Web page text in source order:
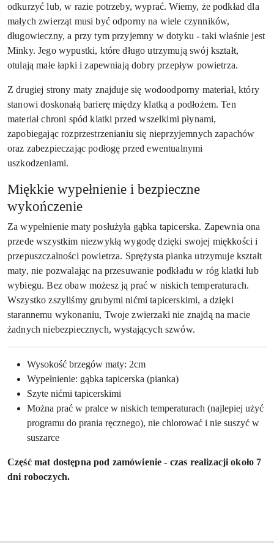
odkurzyć lub, w razie potrzeby, wyprać. Wiemy, że podkład dla
małych zwierząt musi być odporny na wiele czynników,
długowieczny, a przy tym przyjemny w dotyku - taki właśnie jest
Minky. Jego wypustki, które długo utrzymują swój kształt,
otulają małe łapki i zapewniają dobry przepływ powietrza.
Z drugiej strony maty znajduje się wodoodporny materiał, który
stanowi doskonałą barierę między klatką a podłożem. Ten
materiał chroni spód klatki przed wszelkimi płynami,
zapobiegając rozprzestrzenianiu się nieprzyjemnych zapachów
oraz zabezpieczając podłogę przed ewentualnymi
uszkodzeniami.
Miękkie wypełnienie i bezpieczne
wykończenie
Za wypełnienie maty posłużyła gąbka tapicerska. Zapewnia ona
przede wszystkim niezwykłą wygodę dzięki swojej miękkości i
przepuszczalności powietrza. Sprężysta pianka utrzymuje kształt
maty, nie pozwalając na przesuwanie podkładu w róg klatki lub
wybiegu. Bez obaw możesz ją prać w niskich temperaturach.
Wszystko zszyliśmy grubymi nićmi tapicerskimi, a dzięki
starannemu wykonaniu, Twoje zwierzaki nie znajdą na macie
żadnych niebezpiecznych, wystających szwów.
Wysokość brzegów maty: 2cm
Wypełnienie: gąbka tapicerska (pianka)
Szyte nićmi tapicerskimi
Można prać w pralce w niskich temperaturach (najlepiej użyć
programu do prania ręcznego), nie chlorować i nie suszyć w
suszarce
Część mat dostępna pod zamówienie - czas realizacji około 7
dni roboczych.